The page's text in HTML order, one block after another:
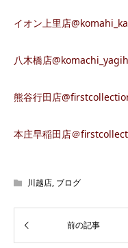
イオン上里店
八木橋店
熊谷行田店
本庄早稲田店＠
川越店, ブログ